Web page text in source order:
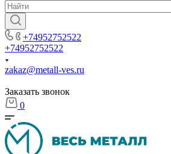
+74952752522
+74952752522
zakaz@metall-ves.ru
Заказать звонок
0